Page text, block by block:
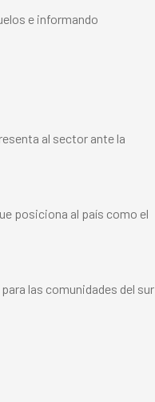
e informando
al sector ante la
posiciona al país como el
las comunidades del sur